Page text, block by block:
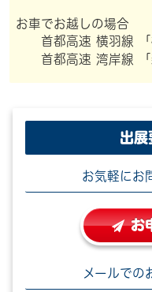
お車でお越しの場合
首都高速 横羽線 「
首都高速 湾岸線 「
出
お気軽にお
お
メールでの